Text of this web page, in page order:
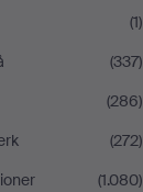
(1)
(337)
(286)
(272)
(1.080)